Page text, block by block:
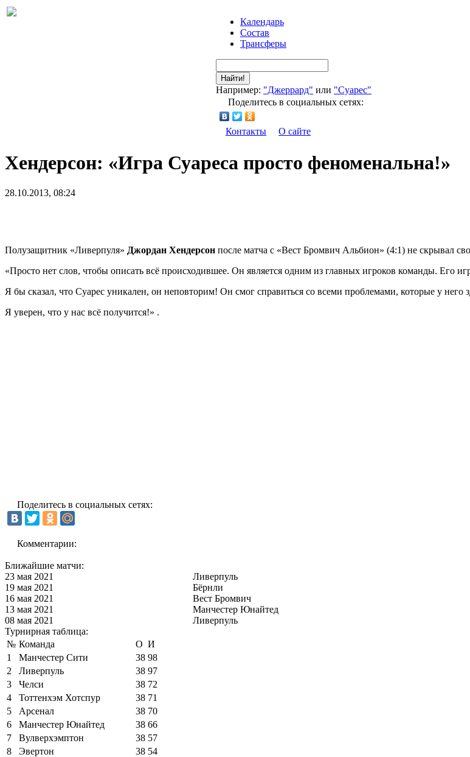
Календарь
Состав
Трансферы
Найти!
Например: "Джеррард" или "Суарес"
Поделитесь в социальных сетях:
Контакты О сайте
Хендерсон: «Игра Суареса просто феноменальна!»
28.10.2013, 08:24
Полузащитник «Ливерпуля» Джордан Хендерсон после матча с «Вест Бромвич Альбион» (4:1) не скрывал
«Просто нет слов, чтобы описать всё происходившее. Он является одним из главных игроков команды. Его
Я бы сказал, что Суарес уникален, он неповторим! Он смог справиться со всеми проблемами, которые у него
Я уверен, что у нас всё получится!» .
Поделитесь в социальных сетях:
Комментарии:
Ближайшие матчи:
23 мая 2021
Ливерпуль
19 мая 2021
Бёрнли
16 мая 2021
Вест Бромвич
13 мая 2021
Манчестер Юнайтед
08 мая 2021
Ливерпуль
Турнирная таблица:
№ Команда О И
1
Манчестер Сити 38 98
2
Ливерпуль 38 97
3
Челси 38 72
4
Тоттенхэм Хотспур 38 71
5
Арсенал 38 70
6
Манчестер Юнайтед 38 66
7
Вулверхэмптон 38 57
8
Эвертон 38 54